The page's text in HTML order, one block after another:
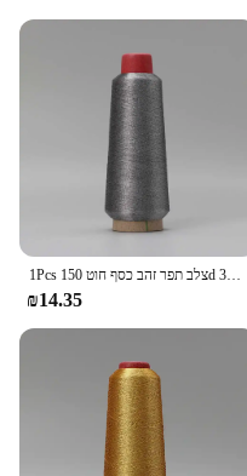
1Pcs צלב תפר זהב כסף חוט 150d 3200m רקמת חוט לתלות תג מתנת גלישת חוט זהב וכסף חוט פוליאסטר
₪14.35